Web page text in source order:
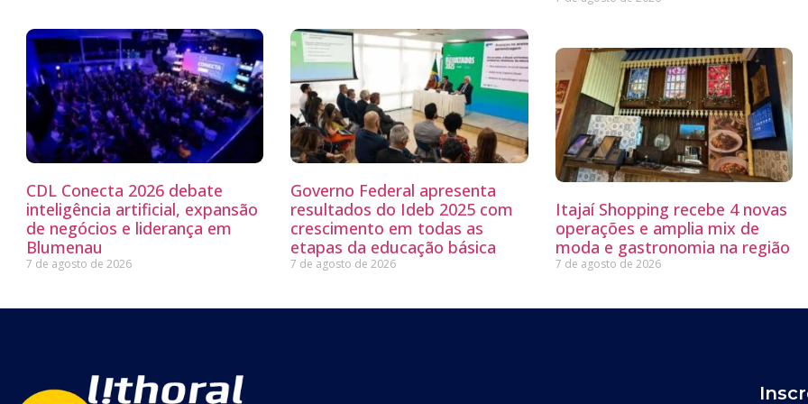
CDL Conecta 2026 debate
inteligência artificial, expansão
de negócios e liderança em
Blumenau
7 de agosto de 2026
Governo Federal apresenta
resultados do Ideb 2025 com
crescimento em todas as
etapas da educação básica
7 de agosto de 2026
Itajaí Shopping recebe 4 novas
operações e amplia mix de
moda e gastronomia na região
7 de agosto de 2026